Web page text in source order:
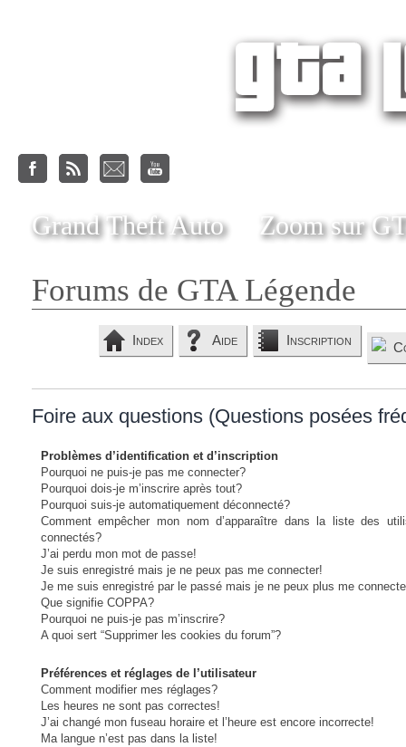
Grand Theft Auto Zoom sur
Forums de GTA Légende
Index Aide Inscription
Foire aux questions (Questions posées
Problèmes d’identification et d’inscription
Pourquoi ne puis-je pas me connecter?
Pourquoi dois-je m’inscrire après tout?
Pourquoi suis-je automatiquement déconnecté?
Comment empêcher mon nom d’apparaître dans la liste des
connectés?
J’ai perdu mon mot de passe!
Je suis enregistré mais je ne peux pas me connecter!
Je me suis enregistré par le passé mais je ne peux plus me
Que signifie COPPA?
Pourquoi ne puis-je pas m’inscrire?
A quoi sert “Supprimer les cookies du forum”?
Préférences et réglages de l’utilisateur
Comment modifier mes réglages?
Les heures ne sont pas correctes!
J’ai changé mon fuseau horaire et l’heure est encore incorrecte!
Ma langue n’est pas dans la liste!